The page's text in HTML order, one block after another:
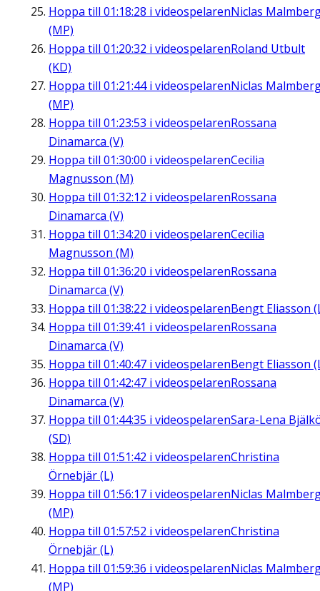
Hoppa till 01:18:28 i videospelarenNiclas
(MP)
Hoppa till 01:20:32 i videospelarenRoland Utbult
(KD)
Hoppa till 01:21:44i videospelarenNiclas
(MP)
Hoppa till 01:23:53 i videospelarenRossana
Dinamarca (V)
Hoppa till 01:30:00 i videospelarenCecilia
Magnusson (M)
Hoppa till 01:32:12 i videospelarenRossana
Dinamarca (V)
Hoppa till 01:34:20 i videospelarenCecilia
Magnusson (M)
Hoppa till 01:36:20 i videospelarenRossana
Dinamarca (V)
Hoppa till 01:38:22 i videospelarenBengt Eliasson
Hoppa till 01:39:41 i videospelarenRossana
Dinamarca (V)
Hoppa till 01:40:47 i videospelarenBengt Eliasson
Hoppa till 01:42:47 i videospelarenRossana
Dinamarca (V)
Hoppa till 01:44:35 i videospelarenSara-Lena
(SD)
Hoppa till 01:51:42 i videospelarenChristina
Örnebjär (L)
Hoppa till 01:56:17 i videospelarenNiclas
(MP)
Hoppa till 01:57:52 i videospelarenChristina
Örnebjär (L)
Hoppa till 01:59:36 i videospelarenNiclas
(MP)